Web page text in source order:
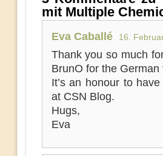
mit Multiple
Eva Caballé 16.
Thank you so much
BrunO for the German
It’s an honour to
at CSN Blog.
Hugs,
Eva